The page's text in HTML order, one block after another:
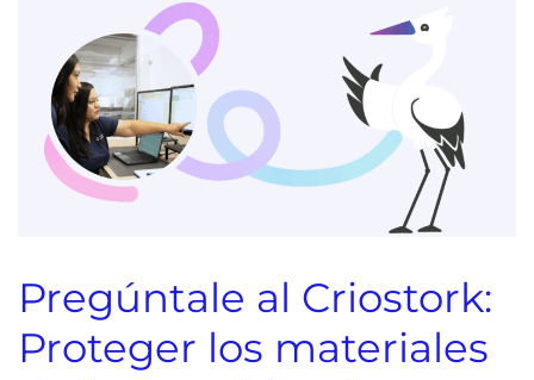
Pregúntale al Criostork:
Proteger los materiales